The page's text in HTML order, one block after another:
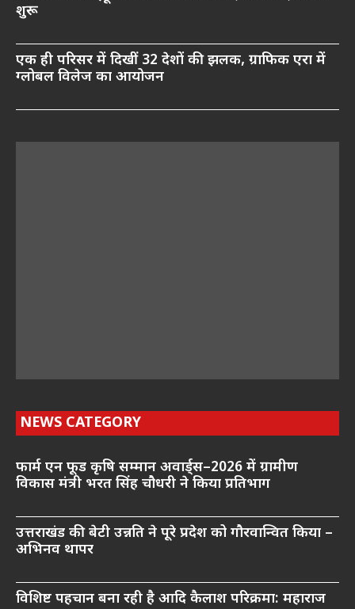
शुरू
एक ही परिसर में दिखीं 32 देशों की झलक, ग्राफिक एरा में
ग्लोबल विलेज का आयोजन
NEWS CATEGORY
फार्म एन फूड कृषि सम्मान अवार्ड्स–2026 में ग्रामीण
विकास मंत्री भरत सिंह चौधरी ने किया प्रतिभाग
उत्तराखंड की बेटी उन्नति ने पूरे प्रदेश को गौरवान्वित किया –
अभिनव थापर
विशिष्ट पहचान बना रही है आदि कैलाश परिक्रमा: महाराज